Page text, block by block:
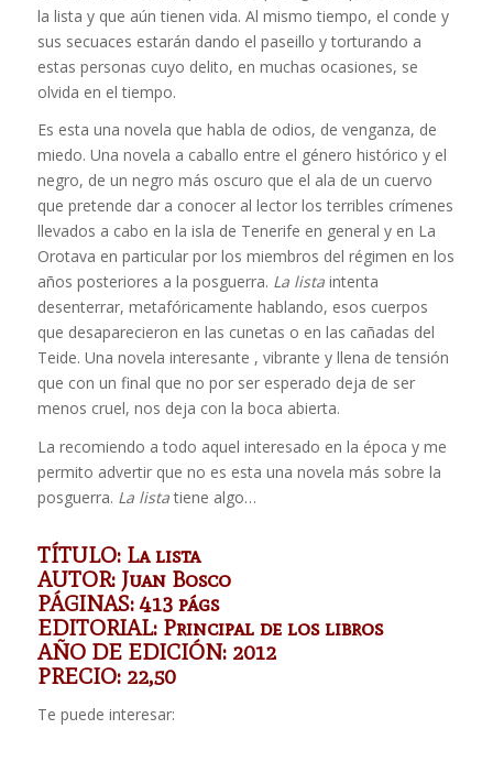
la lista y que aún tienen vida. Al mismo tiempo, el conde y
sus secuaces estarán dando el paseillo y torturando a
estas personas cuyo delito, en muchas ocasiones, se
olvida en el tiempo.
Es esta una novela que habla de odios, de venganza, de
miedo. Una novela a caballo entre el género histórico y el
negro, de un negro más oscuro que el ala de un cuervo
que pretende dar a conocer al lector los terribles crímenes
llevados a cabo en la isla de Tenerife en general y en La
Orotava en particular por los miembros del régimen en los
años posteriores a la posguerra. La lista intenta
desenterrar, metafóricamente hablando, esos cuerpos
que desaparecieron en las cunetas o en las cañadas del
Teide. Una novela interesante , vibrante y llena de tensión
que con un final que no por ser esperado deja de ser
menos cruel, nos deja con la boca abierta.
La recomiendo a todo aquel interesado en la época y me
permito advertir que no es esta una novela más sobre la
posguerra. La listatiene algo…
TÍTULO: La lista
AUTOR: Juan Bosco
PÁGINAS: 413 págs
EDITORIAL: Principal de los libros
AÑO DE EDICIÓN: 2012
PRECIO: 22,50
Te puede interesar: